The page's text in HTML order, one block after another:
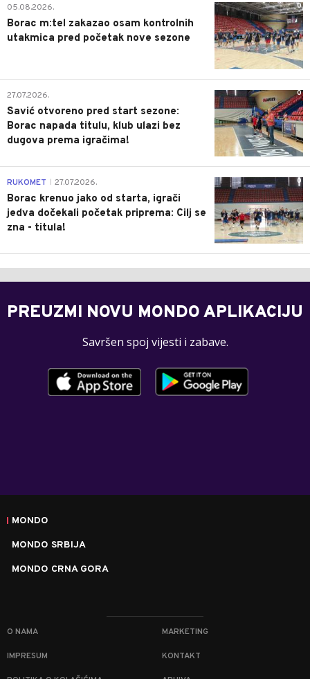
0
05.08.2026.
Borac m:tel zakazao osam kontrolnih
utakmica pred početak nove sezone
0
27.07.2026.
Savić otvoreno pred start sezone:
Borac napada titulu, klub ulazi bez
dugova prema igračima!
0
RUKOMET 27.07.2026.
Borac krenuo jako od starta, igrači
jedva dočekali početak priprema: Cilj se
zna - titula!
PREUZMI NOVU MONDO APLIKACIJU
Savršen spoj vijesti i zabave.
MONDO
MONDO SRBIJA
MONDO CRNA GORA
O NAMA MARKETING
IMPRESUM KONTAKT